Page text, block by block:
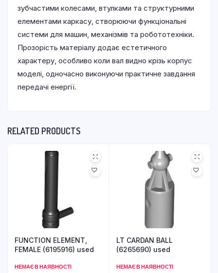
зубчастими колесами, втулками та структурними
елементами каркасу, створюючи функціональні
системи для машин, механізмів та робототехніки.
Прозорість матеріалу додає естетичного
характеру, особливо коли вал видно крізь корпус
моделі, одночасно виконуючи практичне завдання
передачі енергії.
RELATED PRODUCTS
FUNCTION ELEMENT,
FEMALE (6195916) used
НЕМАЄ В НАЯВНОСТІ
LT CARDAN BALL
(6265690) used
НЕМАЄ В НАЯВНОСТІ